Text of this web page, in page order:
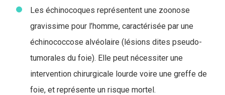
Les échinocoques représentent une zoonose
gravissime pour l’homme, caractérisée par une
échinococcose alvéolaire (lésions dites pseudo-
tumorales du foie). Elle peut nécessiter une
intervention chirurgicale lourde voire une greffe de
foie, et représente un risque mortel.